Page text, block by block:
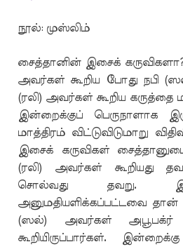
நூல்: முஸ்லிம்
சைத்தானின் இசைக்
அவர்கள் கூறிய போது நபி
(ரலி) அவர்கள் கூறிய கருத்தை
இன்றைக்குப் பெருநாளாக
மாத்திரம் விட்டுவிடுமாறு
இசைக் கருவிகள்
(ரலி) அவர்கள் கூறியது
சொல்வது தவறு.
அனுமதியளிக்கப்பட்டவை தான்
(ஸல்) அவர்கள் அபூபக்ர்
கூறியிருப்பார்கள்.